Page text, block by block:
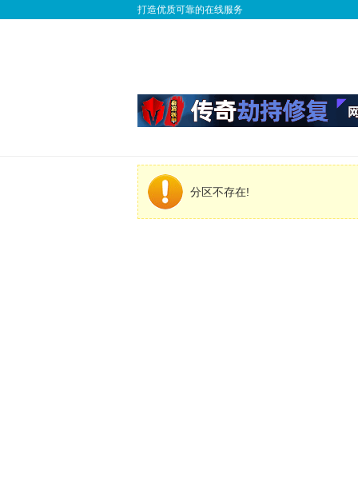
打造优质可靠的在线服务
分区不存在!